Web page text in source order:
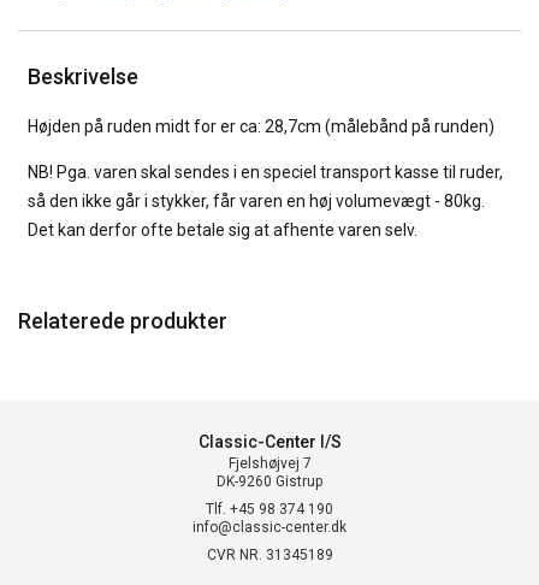
Beskrivelse
Højden på ruden midt for er ca: 28,7cm (målebånd på runden)
NB! Pga. varen skal sendes i en speciel transport kasse til ruder,
så den ikke går i stykker, får varen en høj volumevægt - 80kg.
Det kan derfor ofte betale sig at afhente varen selv.
Relaterede produkter
Classic-Center I/S
Fjelshøjvej 7
DK-9260 Gistrup
Tlf. +45 98 374 190
info@classic-center.dk
CVR NR. 31345189